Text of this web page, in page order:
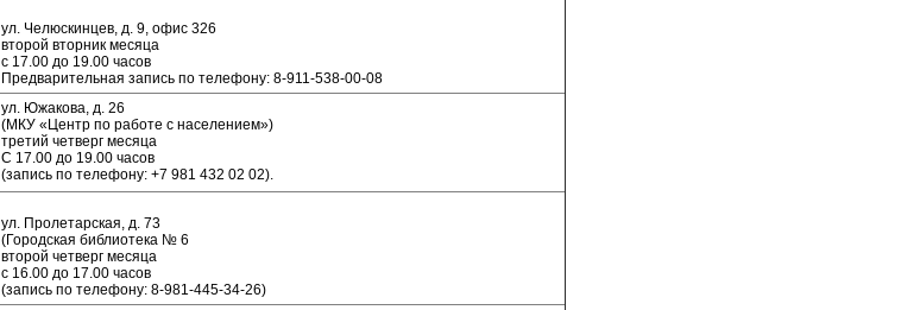
ул. Челюскинцев, д. 9, офис 326
второй вторник месяца
с 17.00 до 19.00 часов
Предварительная запись по телефону: 8-911-538-00-08
ул. Южакова, д. 26
(МКУ «Центр по работе с населением»)
третий четверг месяца
С 17.00 до 19.00 часов
(запись по телефону: +7 981 432 02 02).
ул. Пролетарская, д. 73
(Городская библиотека № 6
второй четверг месяца
с 16.00 до 17.00 часов
(запись по телефону: 8-981-445-34-26)